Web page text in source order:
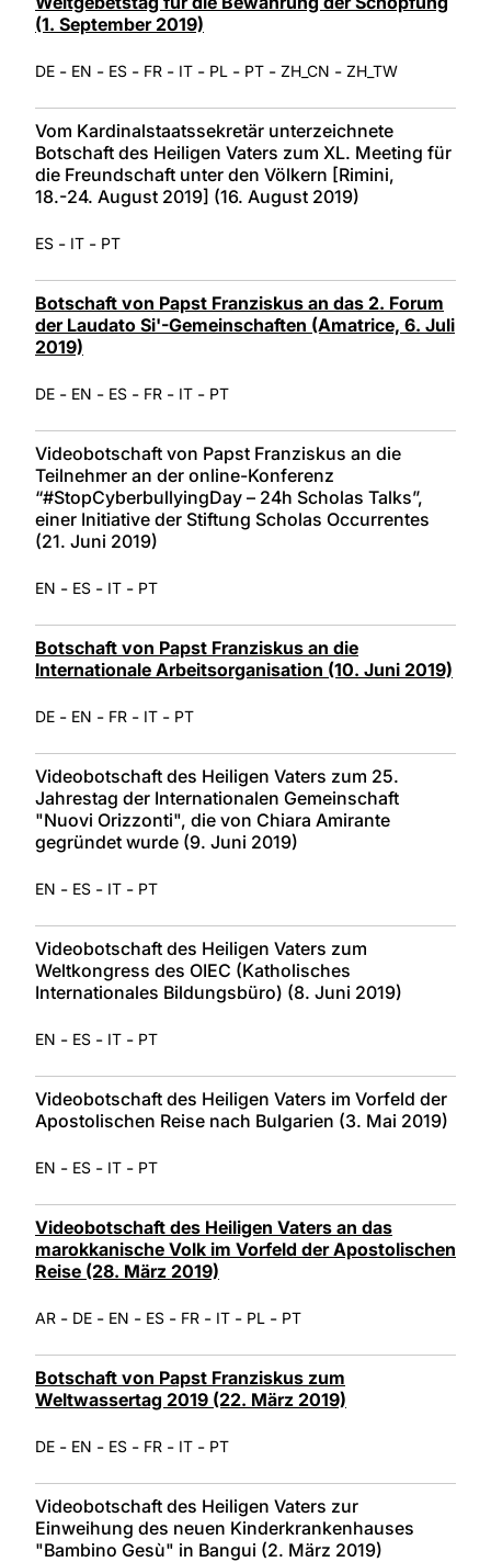
(1. September 2019)
DE - EN - ES - FR - IT - PL - PT - ZH_CN - ZH_TW
Vom Kardinalstaatssekretär unterzeichnete
Botschaft des Heiligen Vaters zum XL. Meeting für
die Freundschaft unter den Völkern [Rimini,
18.-24. August 2019] (16. August 2019)
ES - IT - PT
Botschaft von Papst Franziskus an das 2. Forum
der Laudato Si'-Gemeinschaften (Amatrice, 6. Juli
2019)
DE - EN - ES - FR - IT - PT
Videobotschaft von Papst Franziskus an die
Teilnehmer an der online-Konferenz
“#StopCyberbullyingDay – 24h Scholas Talks”,
einer Initiative der Stiftung Scholas Occurrentes
(21. Juni 2019)
EN - ES - IT - PT
Botschaft von Papst Franziskus an die
Internationale Arbeitsorganisation (10. Juni 2019)
DE - EN - FR - IT - PT
Videobotschaft des Heiligen Vaters zum 25.
Jahrestag der Internationalen Gemeinschaft
"Nuovi Orizzonti", die von Chiara Amirante
gegründet wurde (9. Juni 2019)
EN - ES - IT - PT
Videobotschaft des Heiligen Vaters zum
Weltkongress des OIEC (Katholisches
Internationales Bildungsbüro) (8. Juni 2019)
EN - ES - IT - PT
Videobotschaft des Heiligen Vaters im Vorfeld der
Apostolischen Reise nach Bulgarien (3. Mai 2019)
EN - ES - IT - PT
Videobotschaft des Heiligen Vaters an das
marokkanische Volk im Vorfeld der Apostolischen
Reise (28. März 2019)
AR - DE - EN - ES - FR - IT - PL - PT
Botschaft von Papst Franziskus zum
Weltwassertag 2019 (22. März 2019)
DE - EN - ES - FR - IT - PT
Videobotschaft des Heiligen Vaters zur
Einweihung des neuen Kinderkrankenhauses
"Bambino Gesù" in Bangui (2. März 2019)